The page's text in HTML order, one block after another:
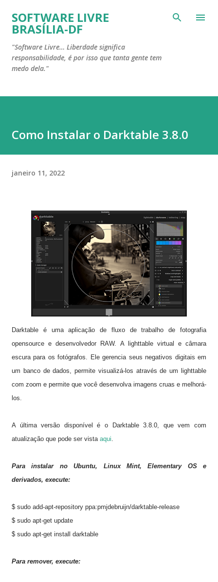
Pular para o conteúdo principal
SOFTWARE LIVRE
BRASÍLIA-DF
"Software Livre… Liberdade significa
responsabilidade, é por isso que tanta gente tem
medo dela."
Como Instalar o Darktable 3.8.0
janeiro 11, 2022
Darktable é uma aplicação de fluxo de trabalho de fotografia
opensource e desenvolvedor RAW. A lighttable virtual e câmara
escura para os fotógrafos. Ele gerencia seus negativos digitais em
um banco de dados, permite visualizá-los através de um lighttable
com zoom e permite que você desenvolva imagens cruas e melhorá-
los.
A última versão disponível é o Darktable 3.8.0, que vem com
atualização que pode ser vista aqui.
Para instalar no Ubuntu, Linux Mint, Elementary OS e
derivados, execute:
$ sudo add-apt-repository ppa:pmjdebruijn/darktable-release
$ sudo apt-get update
$ sudo apt-get install darktable
Para remover, execute: